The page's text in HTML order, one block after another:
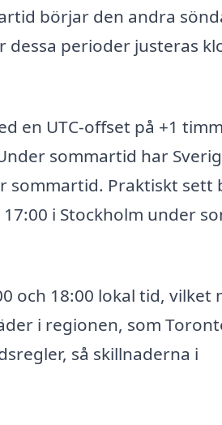
börjar den andra
dessa perioder justeras
en UTC-offset på +1
sommartid har
sommartid. Praktiskt sett
i Stockholm under
och 18:00 lokal tid, vilket
i regionen, som
så skillnaderna i